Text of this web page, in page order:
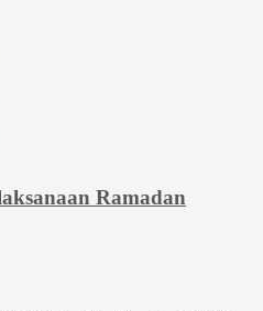
Ramadan